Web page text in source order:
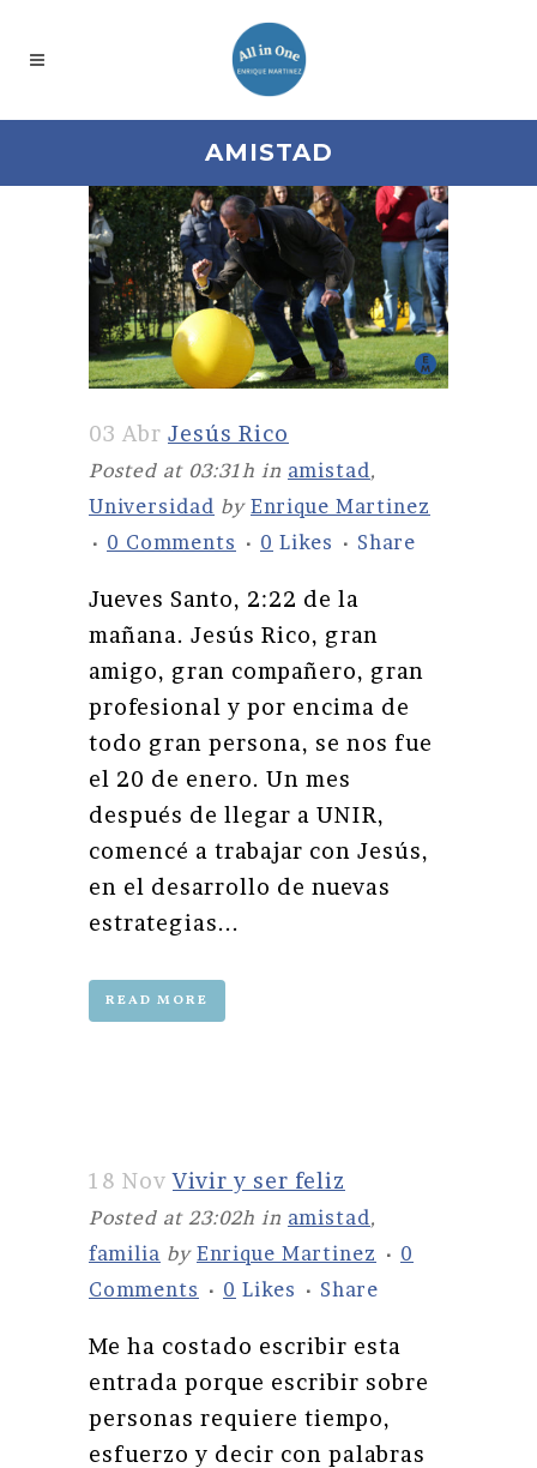
AMISTAD
03 Abr Jesús Rico
Posted at 03:31h in amistad,
Universidad by Enrique Martinez
0 Comments
0 Likes Share
Jueves Santo, 2:22 de la
mañana. Jesús Rico, gran
amigo, gran compañero, gran
profesional y por encima de
todo gran persona, se nos fue
el 20 de enero. Un mes
después de llegar a UNIR,
comencé a trabajar con Jesús,
en el desarrollo de nuevas
estrategias...
READ MORE
18 Nov Vivir y ser feliz
Posted at 23:02h in amistad,
familia by Enrique Martinez
0
Comments
0 Likes Share
Me ha costado escribir esta
entrada porque escribir sobre
personas requiere tiempo,
esfuerzo y decir con palabras